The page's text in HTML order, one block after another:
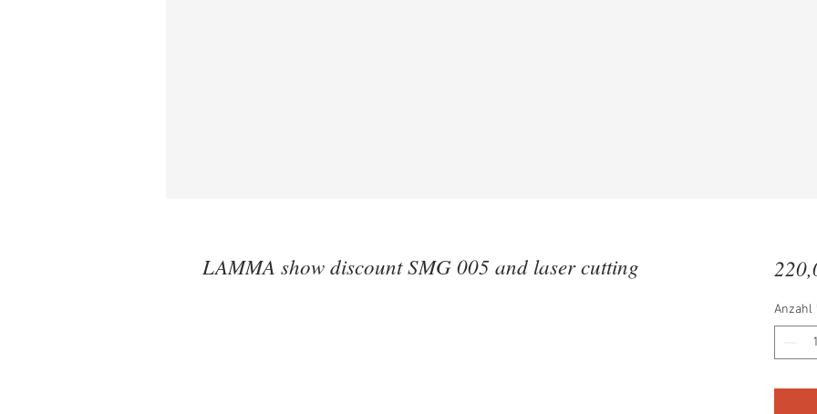
LAMMA show discount SMG 005 and laser cutting
Anzahl